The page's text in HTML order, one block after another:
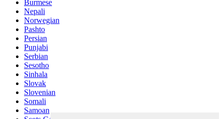
Burmese
Nepali
Norwegian
Pashto
Persian
Punjabi
Serbian
Sesotho
Sinhala
Slovak
Slovenian
Somali
Samoan